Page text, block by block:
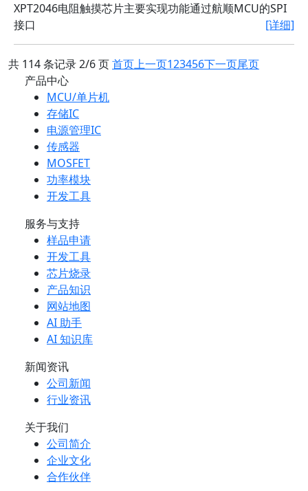
XPT2046电阻触摸芯片主要实现功能通过航顺MCU的SPI
接口
[详细]
共 114 条记录 2/6 页首页上一页123456下一页尾页
产品中心
MCU/单片机
存储IC
电源管理IC
传感器
MOSFET
功率模块
开发工具
服务与支持
样品申请
开发工具
芯片烧录
产品知识
网站地图
AI 助手
AI 知识库
新闻资讯
公司新闻
行业资讯
关于我们
公司简介
企业文化
合作伙伴